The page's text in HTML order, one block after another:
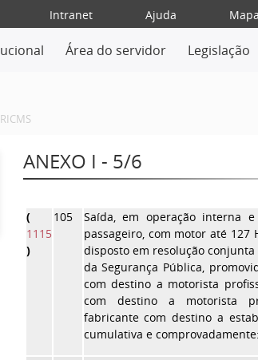
Intranet Ajuda
Área do servidor Legislação
RICMS
ANEXO I - 5/6
(
1115
)
105
Saída, em operação interna
passageiro, com motor até 127
disposto em resolução
da Segurança Pública,
com destino a motorista
com destino a motorista
fabricante com destino a
cumulativa e comprovadamente: